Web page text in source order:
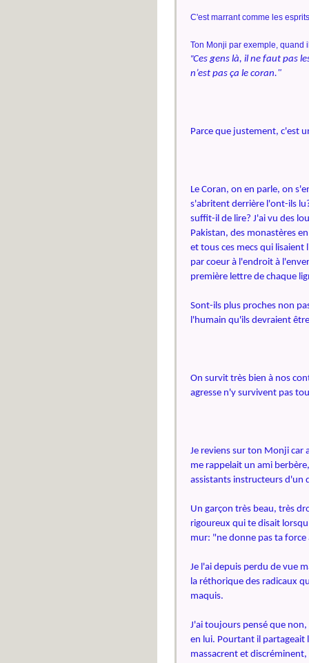
C'est marrant comme les
Ton Monji par exemple, quand
"Ces gens là, il ne faut pas
n’est pas ça le coran."
Parce que justement, c'est
Le Coran, on en parle, on
s'abritent derrière l'ont-ils
suffit-il de lire? J'ai vu des
Pakistan, des monastères
et tous ces mecs qui
par coeur à l'endroit à
première lettre de chaque
Sont-ils plus proches non
l'humain qu'ils devraient
On survit très bien à nos
agresse n'y survivent pas
Je reviens sur ton Monji car
me rappelait un ami
assistants instructeurs d'un
Un garçon très beau, très
rigoureux qui te disait
mur: "ne donne pas ta
Je l'ai depuis perdu de vue
la réthorique des radicaux
maquis.
J'ai toujours pensé que
en lui. Pourtant il partageait
massacrent et